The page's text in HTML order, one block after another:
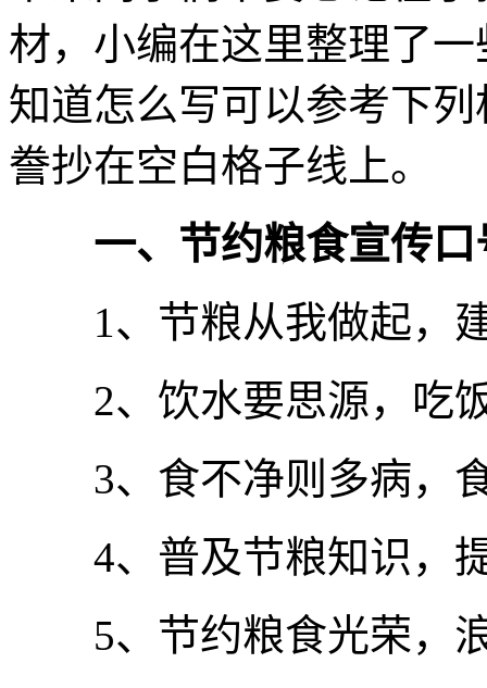
材，小编在这里整理了
知道怎么写可以参考下
誊抄在空白格子线上。
一、节约粮食宣传口
1、节粮从我做起，
2、饮水要思源，吃
3、食不净则多病，
4、普及节粮知识，
5、节约粮食光荣，